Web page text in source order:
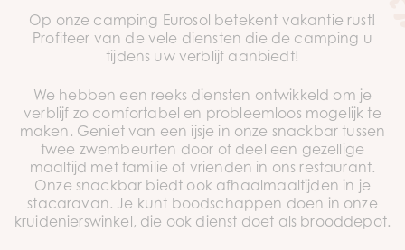
Op onze camping Eurosol betekent vakantie rust!
Profiteer van de vele diensten die de camping u
tijdens uw verblijf aanbiedt!
We hebben een reeks diensten ontwikkeld om je
verblijf zo comfortabel en probleemloos mogelijk te
maken. Geniet van een ijsje in onze snackbar tussen
twee zwembeurten door of deel een gezellige
maaltijd met familie of vrienden in ons restaurant.
Onze snackbar biedt ook afhaalmaaltijden in je
stacaravan. Je kunt boodschappen doen in onze
kruidenierswinkel, die ook dienst doet als brooddepot.